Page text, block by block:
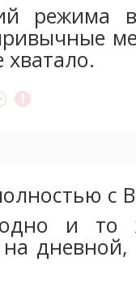
режима
хватало.
с
и то
на